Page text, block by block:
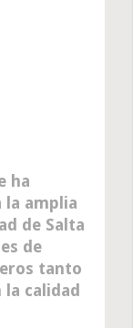
ha
la amplia
de Salta
de
tanto
calidad